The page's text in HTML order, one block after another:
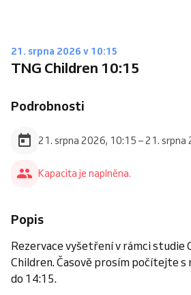
21. srpna 2026 v 10:15
TNG Children 10:15
Podrobnosti
21. srpna 2026, 10:15 – 21. srpna
Kapacita je naplněna.
Popis
Rezervace vyšetření v rámci studie
Children. Časově prosím počítejte s
do 14:15.